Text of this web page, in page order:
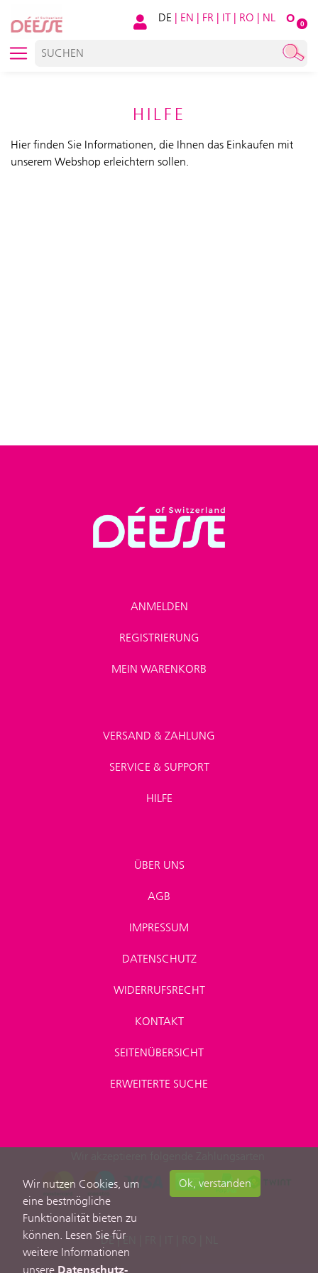
O 0
DE | EN | FR | IT | RO | NL
HILFE
Hier finden Sie Informationen, die Ihnen das Einkaufen mit
unserem Webshop erleichtern sollen.
ANMELDEN
REGISTRIERUNG
MEIN WARENKORB
VERSAND & ZAHLUNG
SERVICE & SUPPORT
HILFE
ÜBER UNS
AGB
IMPRESSUM
DATENSCHUTZ
WIDERRUFSRECHT
KONTAKT
SEITENÜBERSICHT
ERWEITERTE SUCHE
DE|EN
Wir nutzen Cookies, um
eine bestmögliche
Funktionalität bieten zu
können. Lesen Sie für
weitere Informationen
unsere Datenschutz-
Ok, verstanden